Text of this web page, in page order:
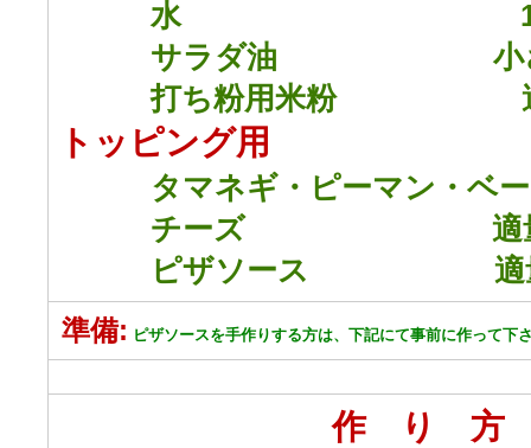
水
サラダ油 小さ
打ち粉用米粉 適
トッピング用
タマネギ・ピーマン・ベー
チーズ 適
ピザソース 適
準備: ピザソースを手作りする方は、下記にて事前に作って下
作 り 方